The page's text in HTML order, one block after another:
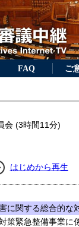
FAQ ご
会 (3時間11分)
はじめから再生
に関する総合的な
策緊急整備事業に